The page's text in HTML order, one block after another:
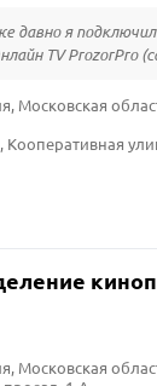
давно я
TV ProzorPro
Московская
Кооперативная
Московская